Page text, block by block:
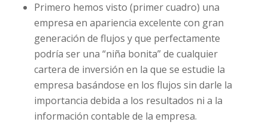
Primero hemos visto (primer cuadro) una
empresa en apariencia excelente con gran
generación de flujos y que perfectamente
podría ser una “niña bonita” de cualquier
cartera de inversión en la que se estudie la
empresa basándose en los flujos sin darle la
importancia debida a los resultados ni a la
información contable de la empresa.